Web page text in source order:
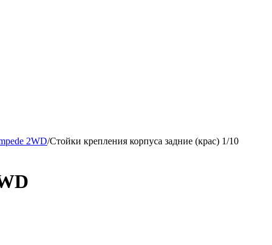
2WD/Стойки крепления корпуса задние (крас) 1/10